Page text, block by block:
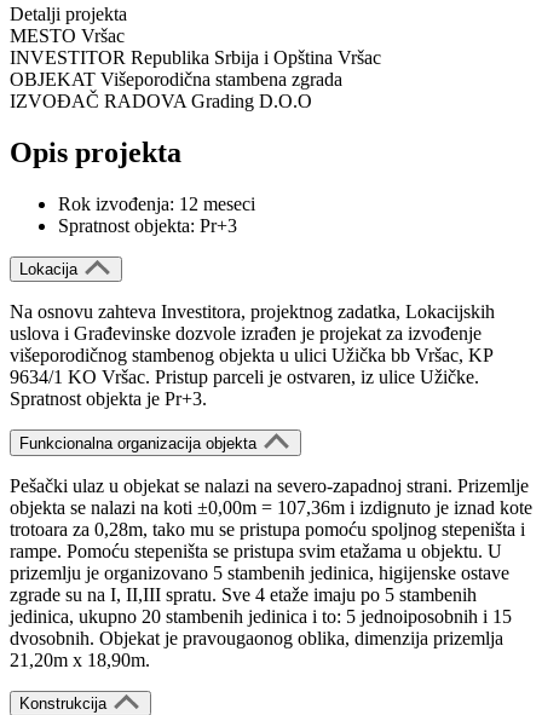
Detalji projekta
MESTO Vršac
INVESTITOR Republika Srbija i Opština Vršac
OBJEKAT Višeporodična stambena zgrada
IZVOĐAČ RADOVA Grading D.O.O
Opis projekta
Rok izvođenja: 12 meseci
Spratnost objekta: Pr+3
Lokacija
Na osnovu zahteva Investitora, projektnog zadatka, Lokacijskih
uslova i Građevinske dozvole izrađen je projekat za izvođenje
višeporodičnog stambenog objekta u ulici Užička bb Vršac, KP
9634/1 KO Vršac. Pristup parceli je ostvaren, iz ulice Užičke.
Spratnost objekta je Pr+3.
Funkcionalna organizacija objekta
Pešački ulaz u objekat se nalazi na severo-zapadnoj strani. Prizemlje
objekta se nalazi na koti ±0,00m = 107,36m i izdignuto je iznad kote
trotoara za 0,28m, tako mu se pristupa pomoću spoljnog stepeništa i
rampe. Pomoću stepeništa se pristupa svim etažama u objektu. U
prizemlju je organizovano 5 stambenih jedinica, higijenske ostave
zgrade su na I, II,III spratu. Sve 4 etaže imaju po 5 stambenih
jedinica, ukupno 20 stambenih jedinica i to: 5 jednoiposobnih i 15
dvosobnih. Objekat je pravougaonog oblika, dimenzija prizemlja
21,20m x 18,90m.
Konstrukcija